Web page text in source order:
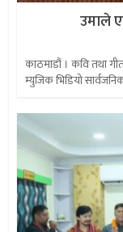
उमाले
काठमाडौं । कवि तथा
म्युजिक भिडियो